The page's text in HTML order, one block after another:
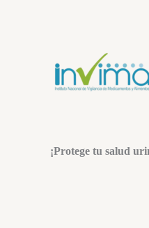
¡Protege tu salud